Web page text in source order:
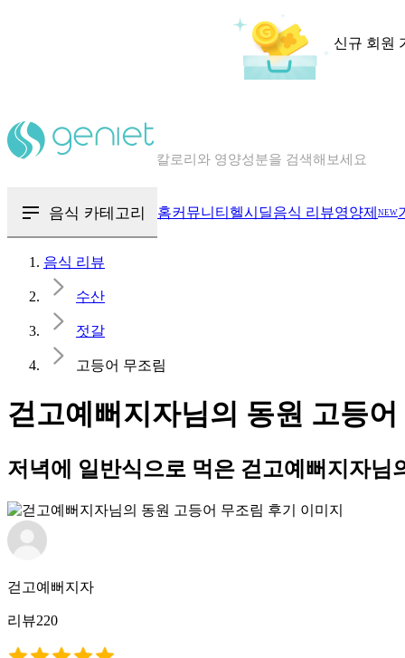
신규 회원
혈당 · 다이어트 음식 검색해보세요
음식 카테고리 홈커뮤니티 헬시딜음식 리뷰영양제 NEW
음식 리뷰
수산
젓갈
고등어 무조림
걷고예뻐지자님의 동원 고등
저녁에 일반식으로 먹은 걷고예뻐지자
걷고예뻐지자
리뷰220